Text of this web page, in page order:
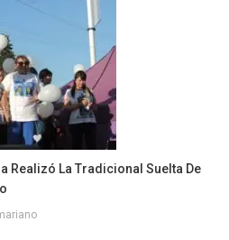
Realizó La Tradicional Suelta De